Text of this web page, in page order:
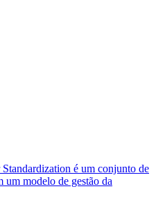
é um conjunto de
um modelo de gestão da